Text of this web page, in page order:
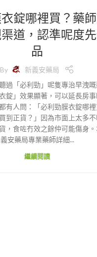
錠哪裡買？藥
道，認準呢度
品
By
新義安藥局
過「必利勁」呢隻專治早洩
錠」效果顯著，可以延長房
有人問：「必利勁膜衣錠哪
到正貨？」因為市面上太多
，食咗冇效之餘仲可能傷身
義安藥局專業藥師詳細...
繼續閱讀